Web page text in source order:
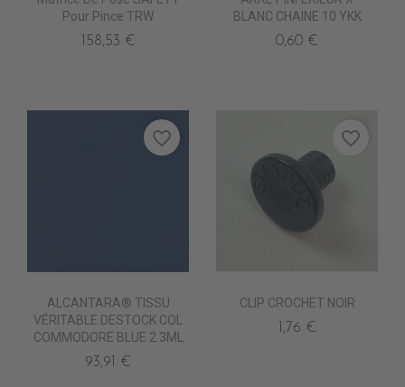
Pour Pince TRW
158,53 €
BLANC CHAINE 10 YKK
0,60 €
ALCANTARA® TISSU
VÉRITABLE DESTOCK COL
COMMODORE BLUE 2.3ML
93,91 €
favorite_border
CLIP CROCHET NOIR
1,76 €
favorite_border